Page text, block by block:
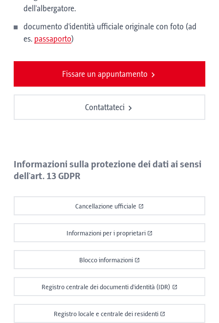
dell'albergatore.
documento d'identità ufficiale originale con foto (ad
es. passaporto)
Fissare un appuntamento
Contattateci
Informazioni sulla protezione dei dati ai sensi
dell'art. 13 GDPR
Cancellazione ufficiale
Informazioni per i proprietari
Blocco informazioni
Registro centrale dei documenti d'identità (IDR)
Registro locale e centrale dei residenti